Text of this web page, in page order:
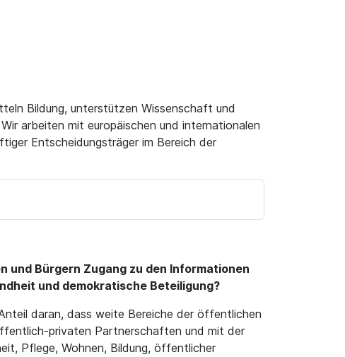
Bildung, unterstützen Wissenschaft und
arbeiten mit europäischen und internationalen
Entscheidungsträger im Bereich der
und Bürgern Zugang zu den Informationen
und demokratische Beteiligung?
daran, dass weite Bereiche der öffentlichen
privaten Partnerschaften und mit der
Pflege, Wohnen, Bildung, öffentlicher